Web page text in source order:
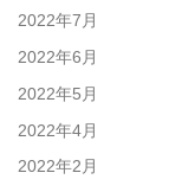
2022年7月
2022年6月
2022年5月
2022年4月
2022年2月